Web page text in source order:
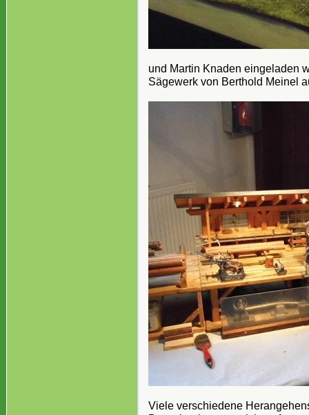
und Martin Knaden eingeladen
Sägewerk von Berthold Meinel
Viele verschiedene